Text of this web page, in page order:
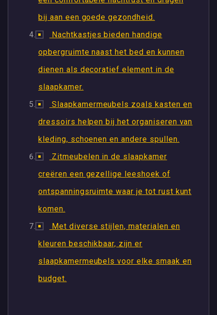
bij aan een goede gezondheid.
Nachtkastjes bieden handige
opbergruimte naast het bed en kunnen
dienen als decoratief element in de
slaapkamer.
Slaapkamermeubels zoals kasten en
dressoirs helpen bij het organiseren van
kleding, schoenen en andere spullen.
Zitmeubelen in de slaapkamer
creëren een gezellige leeshoek of
ontspanningsruimte waar je tot rust kunt
komen.
Met diverse stijlen, materialen en
kleuren beschikbaar, zijn er
slaapkamermeubels voor elke smaak en
budget.